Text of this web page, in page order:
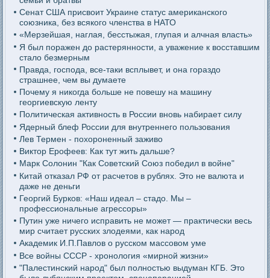
Сенат США присвоит Украине статус американского
союзника, без всякого членства в НАТО
«Мерзейшая, наглая, бесстыжая, глупая и алчная власть»
Я был поражен до растерянности, а уважение к восставшим
стало безмерным
Правда, господа, все-таки всплывет, и она гораздо
страшнее, чем вы думаете
Почему я никогда больше не повешу на машину
георгиевскую ленту
Политическая активность в России вновь набирает силу
Ядерный блеф России для внутреннего пользования
Лев Термен - похороненный заживо
Виктор Ерофеев: Как тут жить дальше?
Марк Солонин "Как Советский Союз победил в войне"
Китай отказал РФ от расчетов в рублях. Это не валюта и
даже не деньги
Георгий Бурков: «Наш идеал – стадо. Мы –
профессиональные агрессоры»
Путин уже ничего исправить не может — практически весь
мир считает русских злодеями, как народ
Академик И.П.Павлов о русском массовом уме
Все войны СССР - хронология «мирной жизни»
"Палестинский народ" был полностью выдуман КГБ. Это